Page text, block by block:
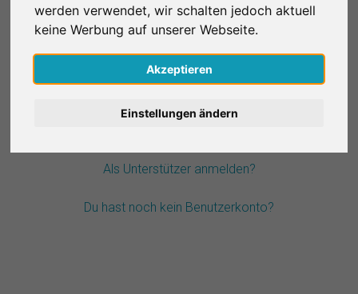
werden verwendet, wir schalten jedoch aktuell
keine Werbung auf unserer Webseite.
Akzeptieren
Einstellungen ändern
Passwort*
Passwort vergessen?
Als Unterstützer anmelden?
Du hast noch kein Benutzerkonto?
Italiano